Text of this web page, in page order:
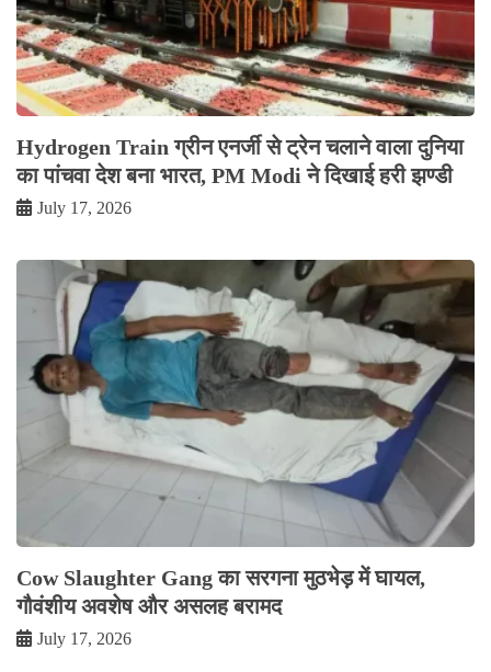
Hydrogen Train ग्रीन एनर्जी से ट्रेन चलाने वाला दुनिया
का पांचवा देश बना भारत, PM Modi ने दिखाई हरी झण्डी
July 17, 2026
Cow Slaughter Gang का सरगना मुठभेड़ में घायल,
गौवंशीय अवशेष और असलह बरामद
July 17, 2026